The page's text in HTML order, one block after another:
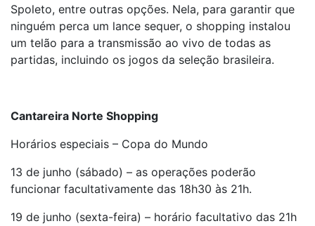
Spoleto, entre outras opções. Nela, para garantir que
ninguém perca um lance sequer, o shopping instalou
um telão para a transmissão ao vivo de todas as
partidas, incluindo os jogos da seleção brasileira.
Cantareira Norte Shopping
Horários especiais – Copa do Mundo
13 de junho (sábado) – as operações poderão
funcionar facultativamente das 18h30 às 21h.
19 de junho (sexta-feira) – horário facultativo das 21h